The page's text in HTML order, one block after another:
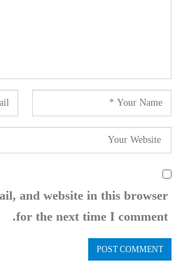
and website in this browser
for the next time I comment.